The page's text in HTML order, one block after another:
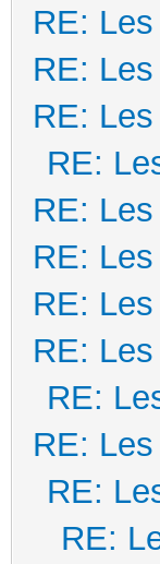
RE:
RE:
RE:
RE:
RE:
RE:
RE:
RE:
RE:
RE:
RE:
RE: